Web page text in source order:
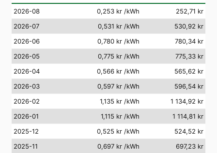
2026-08 0,253 kr /kWh
252,71 kr
2026-07
0,531 kr /kWh
530,92 kr
2026-06
0,780 kr /kWh
780,34 kr
2026-05
0,775 kr /kWh
775,33 kr
2026-04
0,566 kr /kWh
565,62 kr
2026-03
0,597 kr /kWh
596,54 kr
2026-02
1,135 kr /kWh
1 134,92 kr
2026-01
1,115 kr /kWh
1 114,81 kr
2025-12
0,525 kr /kWh
524,52 kr
2025-11
0,697 kr /kWh
697,23 kr